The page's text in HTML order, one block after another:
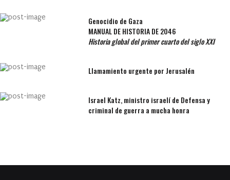
Genocidio de Gaza
MANUAL DE HISTORIA DE 2046
Historia global del primer cuarto del siglo XXI
Llamamiento urgente por Jerusalén
Israel Katz, ministro israelí de Defensa y
criminal de guerra a mucha honra